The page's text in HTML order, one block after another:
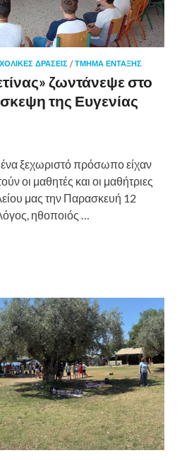
ΔΡΆΣΕΙΣ /ΤΜΉΜΑ ΈΝΤΑΞΗΣ
ζωντάνεψε στο
της Ευγενίας
ένα ξεχωριστό πρόσωπο είχαν
οι μαθητές και οι μαθήτριες
μας την Παρασκευή 12
ηθοποιός …